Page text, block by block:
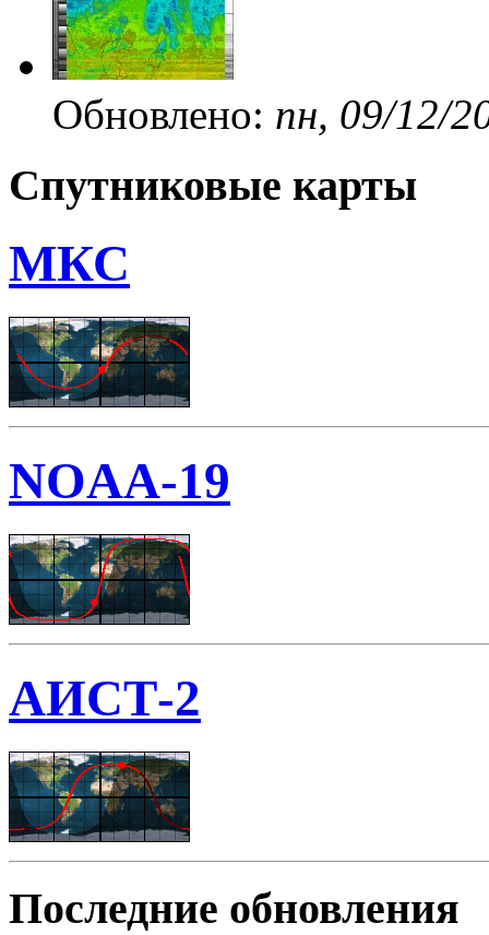
Обновлено: пн, 09/12/
Спутниковые карты
МКС
NOAA-19
АИСТ-2
Последние обновления